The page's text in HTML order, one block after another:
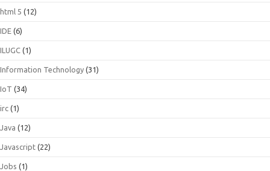
html 5 (12)
IDE (6)
ILUGC (1)
Information Technology (31)
IoT (34)
irc (1)
Java (12)
Javascript (22)
Jobs (1)